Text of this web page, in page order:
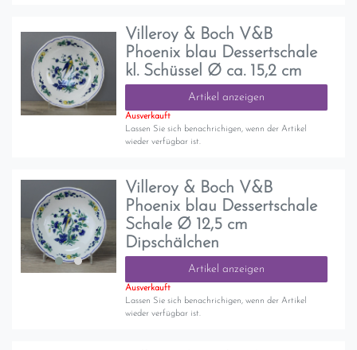
Villeroy & Boch V&B
Phoenix blau Dessertschale
kl. Schüssel Ø ca. 15,2 cm
Artikel anzeigen
Ausverkauft
Lassen Sie sich benachrichigen, wenn der Artikel
wieder verfügbar ist.
Villeroy & Boch V&B
Phoenix blau Dessertschale
Schale Ø 12,5 cm
Dipschälchen
Artikel anzeigen
Ausverkauft
Lassen Sie sich benachrichigen, wenn der Artikel
wieder verfügbar ist.